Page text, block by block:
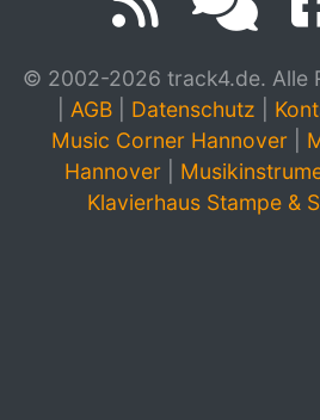
© 2002-2026 track4.de. Alle
AGB Datenschutz
Music Corner Hannover
Hannover
Klavierhaus Stampe &